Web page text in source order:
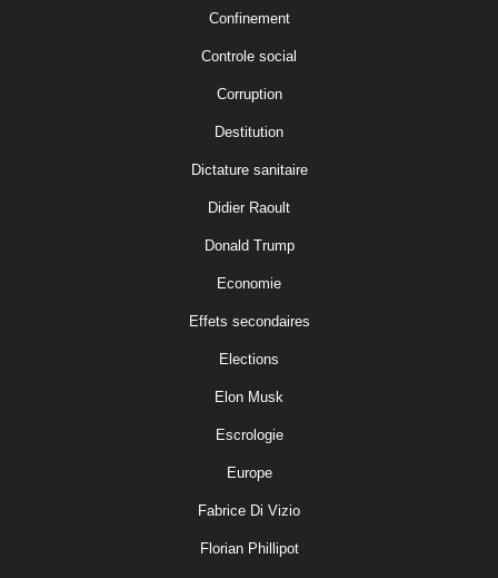
Confinement
Controle social
Corruption
Destitution
Dictature sanitaire
Didier Raoult
Donald Trump
Economie
Effets secondaires
Elections
Elon Musk
Escrologie
Europe
Fabrice Di Vizio
Florian Phillipot